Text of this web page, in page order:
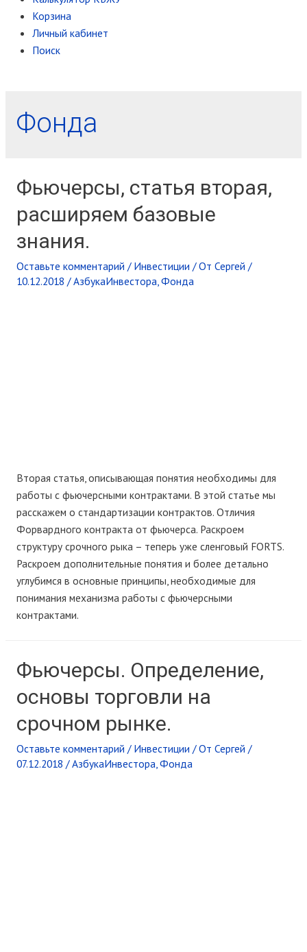
Корзина
Личный кабинет
Поиск
Фонда
Фьючерсы, статья вторая,
расширяем базовые
знания.
Оставьте комментарий / Инвестиции / От Сергей /
10.12.2018 /АзбукаИнвестора,Фонда
Вторая статья, описывающая понятия необходимы для
работы с фьючерсными контрактами. В этой статье мы
расскажем о стандартизации контрактов. Отличия
Форвардного контракта от фьючерса. Раскроем
структуру срочного рыка – теперь уже сленговый FORTS.
Раскроем дополнительные понятия и более детально
углубимся в основные принципы, необходимые для
понимания механизма работы с фьючерсными
контрактами.
Фьючерсы. Определение,
основы торговли на
срочном рынке.
Оставьте комментарий / Инвестиции / От Сергей /
07.12.2018 /АзбукаИнвестора Фонда